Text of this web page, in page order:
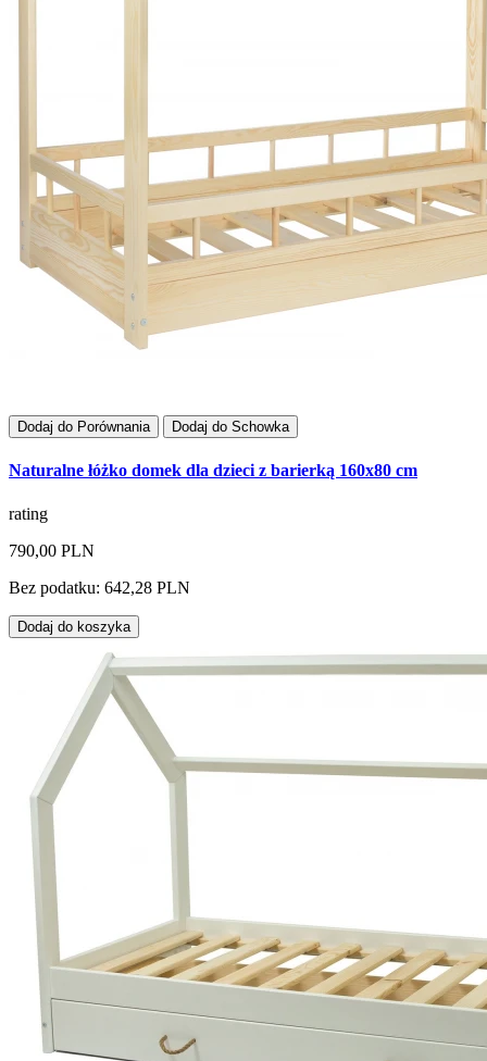
Dodaj do Porównania Dodaj do Schowka
Naturalne łóżko domek dla dzieci z barierką 160x80 cm
rating
790,00 PLN
Bez podatku: 642,28 PLN
Dodaj do koszyka